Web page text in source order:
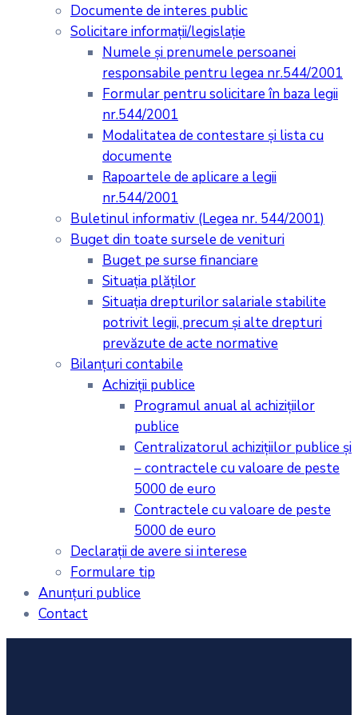
Documente de interes public
Solicitare informații/legislație
Numele și prenumele persoanei
responsabile pentru legea nr.544/2001
Formular pentru solicitare în baza legii
nr.544/2001
Modalitatea de contestare și lista cu
documente
Rapoartele de aplicare a legii
nr.544/2001
Buletinul informativ (Legea nr. 544/2001)
Buget din toate sursele de venituri
Buget pe surse financiare
Situaţia plăţilor
Situaţia drepturilor salariale stabilite
potrivit legii, precum şi alte drepturi
prevăzute de acte normative
Bilanţuri contabile
Achiziţii publice
Programul anual al achiziţiilor
publice
Centralizatorul achiziţiilor publice şi
– contractele cu valoare de peste
5000 de euro
Contractele cu valoare de peste
5000 de euro
Declarații de avere si interese
Formulare tip
Anunțuri publice
Contact